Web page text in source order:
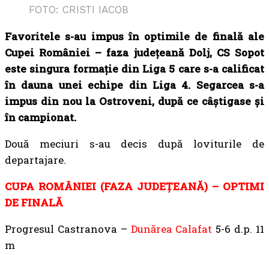
FOTO: CRISTI IACOB
Favoritele s-au impus în optimile de finală ale
Cupei României – faza județeană Dolj, CS Sopot
este singura formație din Liga 5 care s-a calificat
în dauna unei echipe din Liga 4. Segarcea s-a
impus din nou la Ostroveni, după ce câștigase și
în campionat.
Două meciuri s-au decis după loviturile de
departajare.
CUPA ROMÂNIEI (FAZA JUDEȚEANĂ) – OPTIMI
DE FINALĂ
Progresul Castranova – Dunărea Calafat 5-6 d.p. 11
m